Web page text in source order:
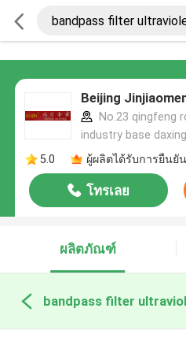
Beijing
No.23 qingfeng
industry base
5.0
ผู้ผลิตได้รับการยืนยัน
โทรเลย
ผลิตภัณฑ์
bandpass filter